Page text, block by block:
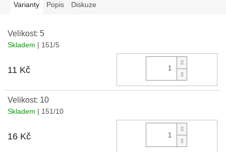
Varianty Popis Diskuze
Velikost: 5
Skladem | 151/5
11 Kč
Velikost: 10
Skladem | 151/10
16 Kč